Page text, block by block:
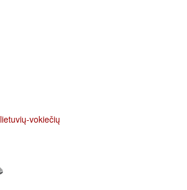
lietuvių-vokiečių